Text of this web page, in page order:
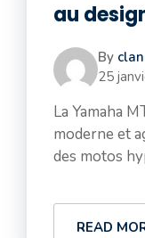
au
By
25
La Yamaha
moderne et
des motos
READ